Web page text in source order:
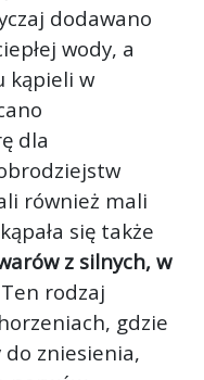
dodawano
wody, a
kąpieli w
dla
również mali
się także
z silnych, w
rodzaj
gdzie
do zniesienia,